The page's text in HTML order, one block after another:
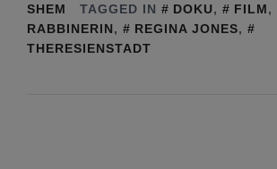
SHEM
TAGGED IN DOKU, FILM,
RABBINERIN, REGINA JONES,
THERESIENSTADT